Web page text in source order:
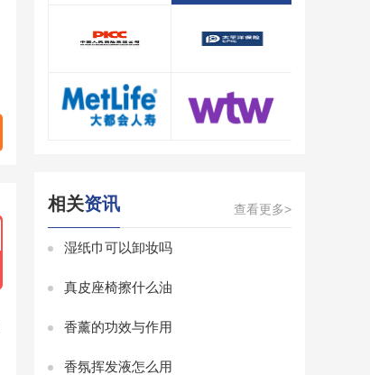
查看详情 查看详情
中国人保/PICC
查看详情
太平洋保险/CPIC
查看详情
相关资讯 查看更多>
湿纸巾可以卸妆吗
真皮座椅擦什么油
香薰的功效与作用
香氛挥发液怎么用